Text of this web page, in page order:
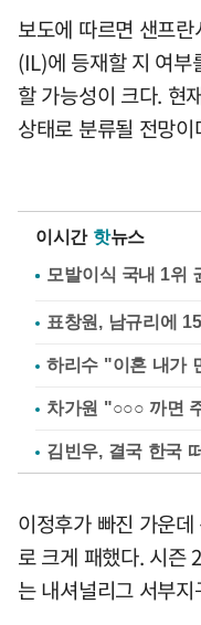
보도에 따르면 샌프
(IL)에 등재할 지 여부
할 가능성이 크다.
상태로 분류될 전망이
이시간 핫뉴스
표창원, 남규리에
하리수 "이혼 내가
차가원 "○○○ 까면
김빈우, 결국 한국
이정후가 빠진 가운
로 크게 패했다. 시즌
는 내셔널리그 서부